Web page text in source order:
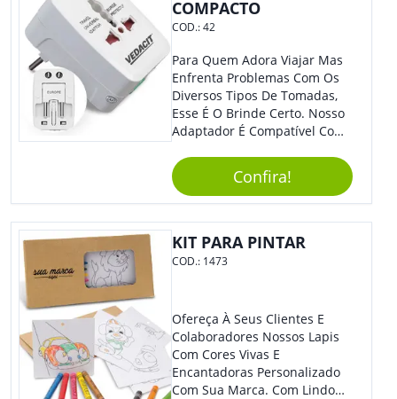
COMPACTO
COD.:42
Para Quem Adora Viajar Mas
Enfrenta Problemas Com Os
Diversos Tipos De Tomadas,
Esse É O Brinde Certo. Nosso
Adaptador É Compatível Com
Diferentes Países E Com
Todas As Tensões. Em
Tamanho Compacto, É
Perfeito Para Carregar Na
Bolsa Ou Na Mochila. É A
Praticidade Que Todos
Personalize-O Com Sua Marca
E Ofereça A Seus Clientes E
Colaboradores. Útil E
Funcional, Com Certeza Todo
Mundo Irá Amar.
Confira!
KIT PARA PINTAR
COD.: 1473
Ofereça À Seus Clientes E
Colaboradores Nossos Lapis
Com Cores Vivas E
Encantadoras Personalizado
Com Sua Marca. Com Lindo